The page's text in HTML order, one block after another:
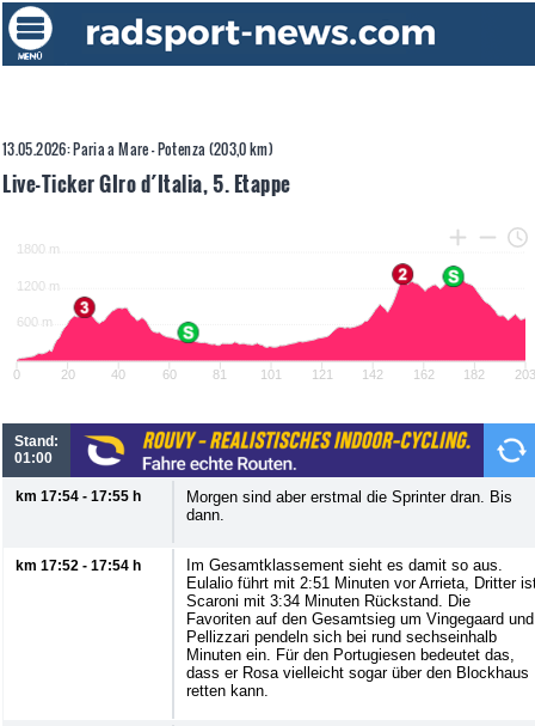
13.05.2026: Paria a Mare - Potenza (203,0 km)
Live-Ticker GIro d´Italia, 5. Etappe
Stand:
01:00
km 17:54 - 17:55 h
Morgen sind aber erstmal die Sprinter dran. Bis
dann.
km 17:52 - 17:54 h
Im Gesamtklassement sieht es damit so aus.
Eulalio führt mit 2:51 Minuten vor Arrieta, Dritter
Scaroni mit 3:34 Minuten Rückstand. Die
Favoriten auf den Gesamtsieg um Vingegaard und
Pellizzari pendeln sich bei rund sechseinhalb
Minuten ein. Für den Portugiesen bedeutet das,
dass er Rosa vielleicht sogar über den Blockhaus
retten kann.